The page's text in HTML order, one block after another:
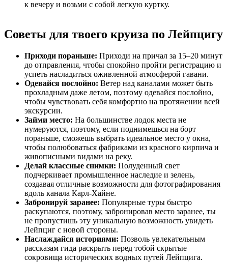
к вечеру и возьми с собой легкую куртку.
Советы для твоего круиза по Лейпцигу
Приходи пораньше: Приходи на причал за 15–20 минут
до отправления, чтобы спокойно пройти регистрацию и
успеть насладиться оживленной атмосферой гавани.
Одевайся послойно: Ветер над каналами может быть
прохладным даже летом, поэтому одевайся послойно,
чтобы чувствовать себя комфортно на протяжении всей
экскурсии.
Займи место: На большинстве лодок места не
нумеруются, поэтому, если поднимешься на борт
пораньше, сможешь выбрать идеальное место у окна,
чтобы полюбоваться фабриками из красного кирпича и
живописными видами на реку.
Делай классные снимки: Полуденный свет
подчеркивает промышленное наследие и зелень,
создавая отличные возможности для фотографирования
вдоль канала Карл-Хайне.
Забронируй заранее: Популярные туры быстро
раскупаются, поэтому, забронировав место заранее, ты
не пропустишь эту уникальную возможность увидеть
Лейпциг с новой стороны.
Наслаждайся историями: Позволь увлекательным
рассказам гида раскрыть перед тобой скрытые
сокровища исторических водных путей Лейпцига.